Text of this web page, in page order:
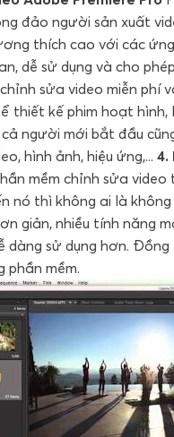
đảo người sản xuất
thích cao với các
dễ sử dụng và cho
sửa video miễn
thiết kế phim hoạt
người mới bắt đầu
hình ảnh, hiệu ứng,... 4.
mềm chỉnh sửa
nó thì không ai là
giản, nhiều tính năng
dàng sử dụng hơn.
phần mềm.